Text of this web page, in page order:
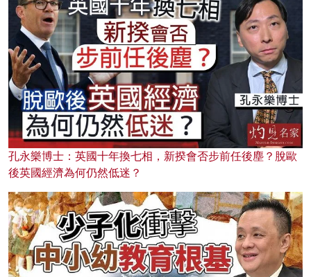
孔永樂博士：英國十年換七相，新揆會否步前任後塵？脫歐
後英國經濟為何仍然低迷？